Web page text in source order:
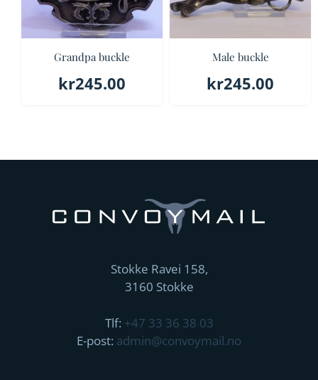
Grandpa buckle
kr245.00
Male buckle
kr245.00
Stokke Ravei 158,
3160 Stokke
Tlf: +47 33 36 38 03
E-post: admin@convoymail.no